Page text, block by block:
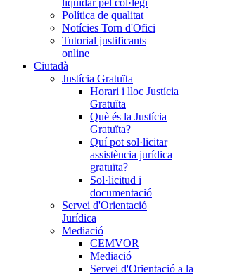
Política de qualitat
Notícies Torn d'Ofici
Tutorial justificants
online
Ciutadà
Justícia Gratuïta
Horari i lloc Justícia
Gratuïta
Què és la Justícia
Gratuïta?
Quí pot sol·licitar
assistència jurídica
gratuïta?
Sol·licitud i
documentació
Servei d'Orientació
Jurídica
Mediació
CEMVOR
Mediació
Servei d'Orientació a la